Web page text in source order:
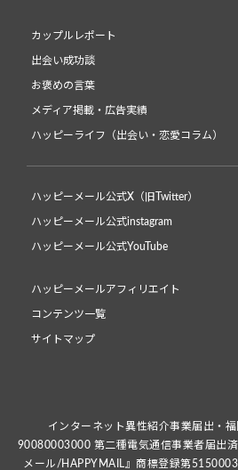
カップルレポート
出会い成功談
お褒めの言葉
メディア掲載・広告実績
ハッピーライフ（出会い・恋愛コラム）
ハッピーメール公式X（旧Twitter）
ハッピーメール公式instagram
ハッピーメール公式YouTube
ハッピーメールアフィリエイト
コンテンツ一覧
サイトマップ
インターネット異性紹介事業届出・
90080003000 第二種電気通信事業者届出
メール/HAPPYMAIL』商標登録第